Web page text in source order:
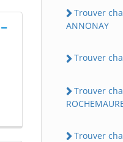
Trouver
ANNONAY
Trouver
Trouver
Trouver